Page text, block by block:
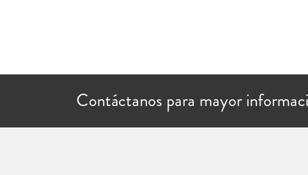
Contáctanos para mayor